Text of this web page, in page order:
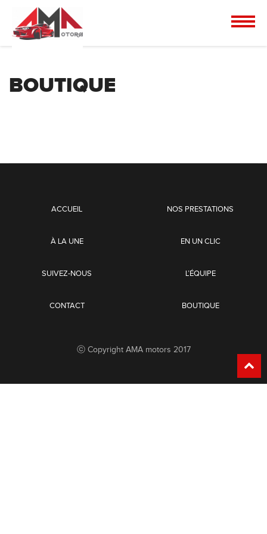
BOUTIQUE
ACCUEIL NOS PRESTATIONS
À LA UNE EN UN CLIC
SUIVEZ-NOUS L’ÉQUIPE
CONTACT BOUTIQUE
ⓒ Copyright AMA motors 2017